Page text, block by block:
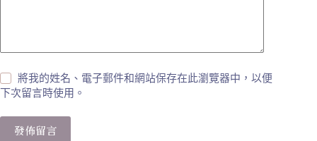
將我的姓名、電子郵件和網站保存在此瀏覽器中，以便
下次留言時使用。
發佈留言